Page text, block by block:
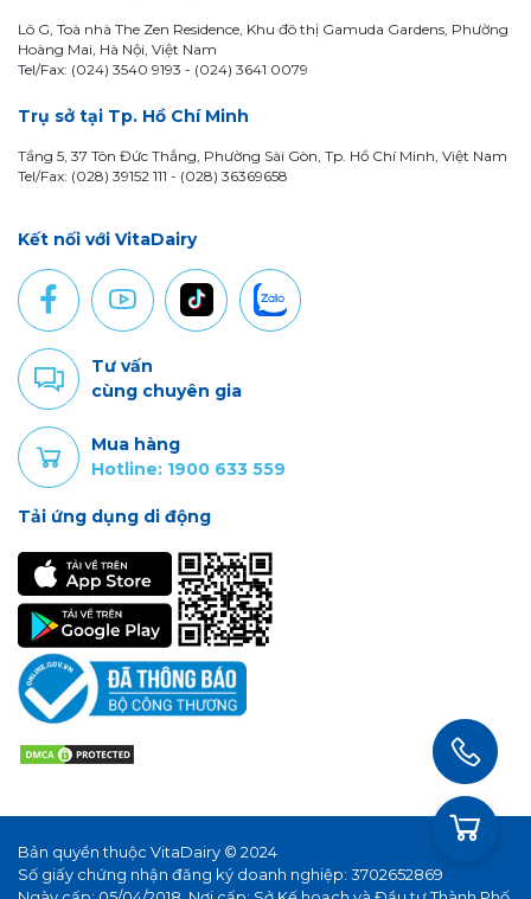
Lô G, Toà nhà The Zen Residence, Khu đô thị Gamuda Gardens, Phường
Hoàng Mai, Hà Nội, Việt Nam
Tel/Fax: (024) 3540 9193 - (024) 3641 0079
Trụ sở tại Tp. Hồ Chí Minh
Tầng 5, 37 Tôn Đức Thắng, Phường Sài Gòn, Tp. Hồ Chí Minh, Việt Nam
Tel/Fax: (028) 39152 111 - (028) 36369658
Kết nối với VitaDairy
Tư vấn
cùng chuyên gia
Mua hàng
Hotline: 1900 633 559
Tải ứng dụng di động
Bản quyền thuộc VitaDairy © 2024
Số giấy chứng nhận đăng ký doanh nghiệp: 3702652869